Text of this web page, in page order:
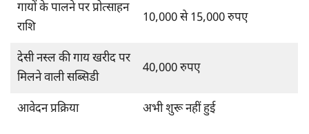
गायों के पालने पर प्रोत्साहन
राशि
10,000 से 15,000 रुपए
देसी नस्ल की गाय खरीद पर
मिलने वाली सब्सिडी
40,000 रुपए
आवेदन प्रक्रिया अभी शुरू नहीं हुई